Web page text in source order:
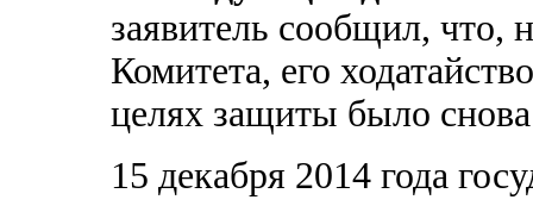
заявитель сообщил, что,
Комитета, его
целях защиты было
15 декабря 2014 года